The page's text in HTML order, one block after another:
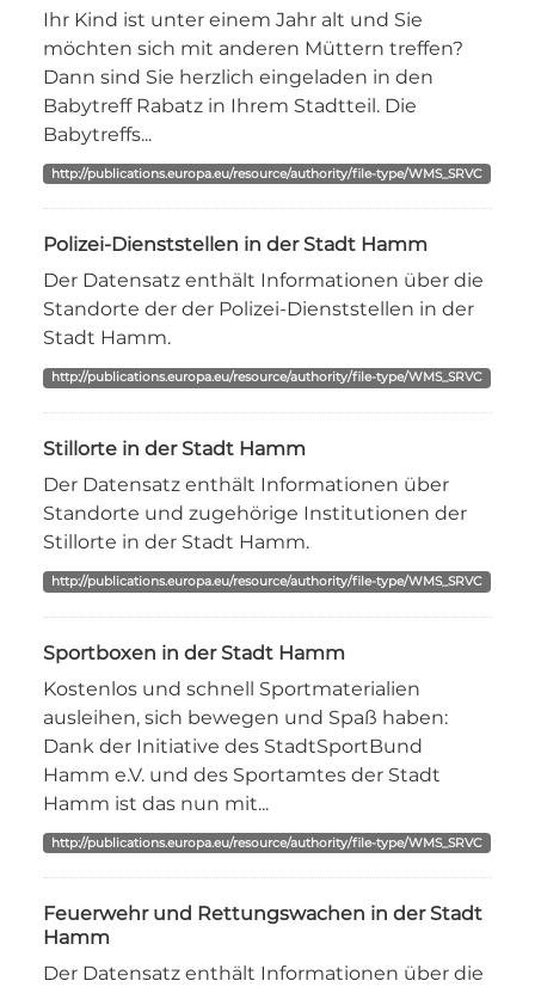
Ihr Kind ist unter einem Jahr alt und Sie
möchten sich mit anderen Müttern treffen?
Dann sind Sie herzlich eingeladen in den
Babytreff Rabatz in Ihrem Stadtteil. Die
Babytreffs...
http://publications.europa.eu/resource/authority/file-type/WMS_SRVC
Polizei-Dienststellen in der Stadt Hamm
Der Datensatz enthält Informationen über die
Standorte der der Polizei-Dienststellen in der
Stadt Hamm.
http://publications.europa.eu/resource/authority/file-type/WMS_SRVC
Stillorte in der Stadt Hamm
Der Datensatz enthält Informationen über
Standorte und zugehörige Institutionen der
Stillorte in der Stadt Hamm.
http://publications.europa.eu/resource/authority/file-type/WMS_SRVC
Sportboxen in der Stadt Hamm
Kostenlos und schnell Sportmaterialien
ausleihen, sich bewegen und Spaß haben:
Dank der Initiative des StadtSportBund
Hamm e.V. und des Sportamtes der Stadt
Hamm ist das nun mit...
http://publications.europa.eu/resource/authority/file-type/WMS_SRVC
Feuerwehr und Rettungswachen in der Stadt
Hamm
Der Datensatz enthält Informationen über die